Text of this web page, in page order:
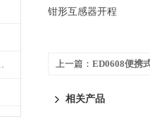
试仪厂家
钳形互感器开程
上一篇： ED0608便携
相关产品